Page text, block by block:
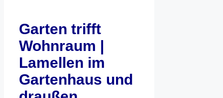
Garten trifft
Wohnraum |
Lamellen im
Gartenhaus und